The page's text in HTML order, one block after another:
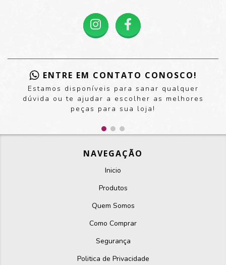
ENTRE EM CONTATO CONOSCO!
Estamos disponíveis para sanar qualquer
dúvida ou te ajudar a escolher as melhores
peças para sua loja!
NAVEGAÇÃO
Inicio
Produtos
Quem Somos
Como Comprar
Segurança
Politica de Privacidade